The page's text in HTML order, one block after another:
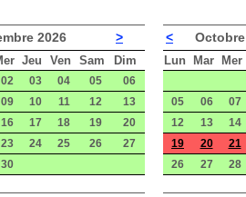
2026 >
Jeu Ven Sam Dim
02 03 04 05
06
09 10 11 12
13
16 17 18 19
20
23 24 25 26
27
30
<
Lun Mar Mer
05
06 07
12
13 14
19
20 21
26
27 28